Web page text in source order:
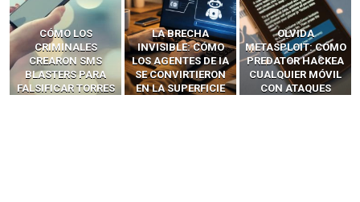
LA BRECHA
INVISIBLE: CÓMO
LOS AGENTES DE IA
SE CONVIRTIERON
EN LA SUPERFICIE
OLVIDA
METASPLOIT: CÓMO
PREDATOR HACKEA
CUALQUIER MÓVIL
CON ATAQUES
CÓMO LOS HACKERS
INTERCEPTAN OTPS
Y LLAMADAS
MÓVILES SIN
‘HACKEAR’ — EL